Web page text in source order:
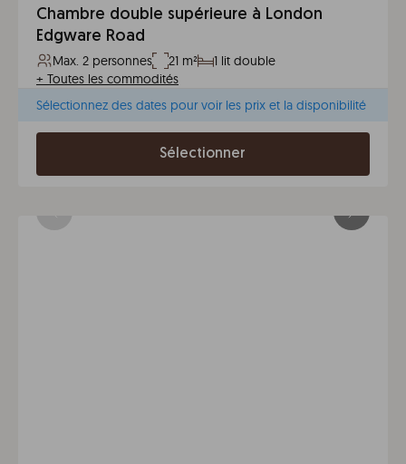
Chambre double supérieure à London
Edgware Road
Max. 2 personnes 21 m²
1 lit double
+ Toutes les commodités
Sélectionnez des dates pour voir les prix et la disponibilité
Sélectionner